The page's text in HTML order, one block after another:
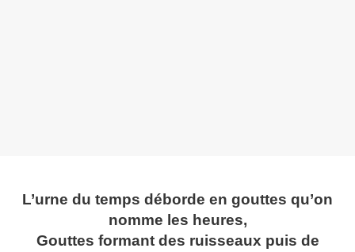
L’urne du temps déborde en gouttes qu’on
nomme les heures,
Gouttes formant des ruisseaux puis de